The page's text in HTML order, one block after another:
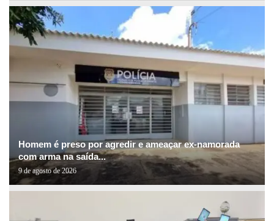
Homem é preso por agredir e ameaçar ex-namorada
com arma na saída...
9 de agosto de 2026